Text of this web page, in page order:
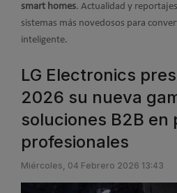
smart homes. Actualidad y
sistemas más novedosos para
inteligente.
LG Electronics
2026 su nueva
soluciones B2B en
profesionales
Miércoles, 04 Febrero 2026 13:43